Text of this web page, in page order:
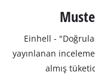
Einhell -
yayınlanan
almış